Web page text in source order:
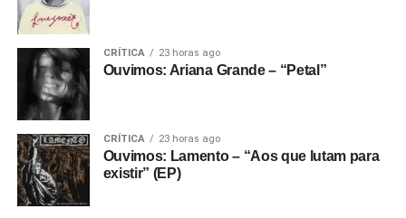
CRÍTICA 23 horas ago
Ouvimos: Ariana Grande – “Petal”
CRÍTICA 23 horas ago
Ouvimos: Lamento – “Aos que lutam para
existir” (EP)